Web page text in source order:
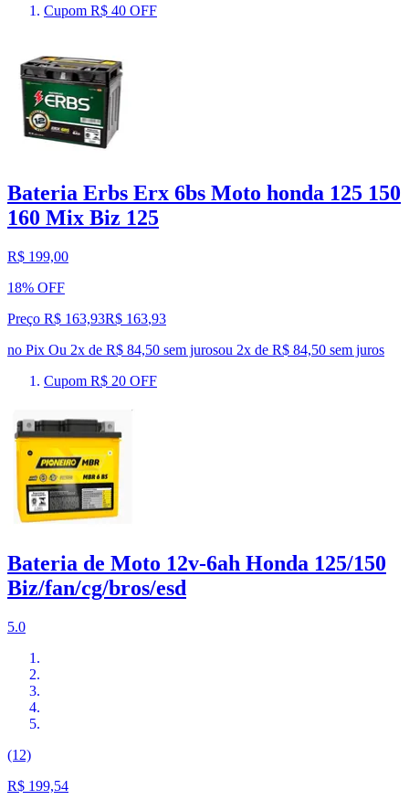
Cupom R$ 40 OFF
Bateria Erbs Erx 6bs Moto honda 125 150
160 Mix Biz 125
R$ 199,00
18% OFF
Preço R$ 163,93R$ 163,93
no Pix Ou 2x de R$ 84,50 sem jurosou 2x de R$ 84,50 sem juros
Cupom R$ 20 OFF
Bateria de Moto 12v-6ah Honda 125/150
Biz/fan/cg/bros/esd
5.0
(12)
R$ 199,54